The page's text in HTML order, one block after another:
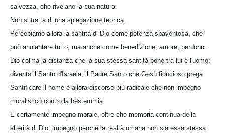
salvezza, che rivelano la sua natura.
Non si tratta di una spiegazione teorica.
Percepiamo allora la santità di Dio come potenza spaventosa, che
può annientare tutto, ma anche come benedizione, amore, perdono.
Dio colma la distanza che la sua stessa santità pone tra lui e l'uomo:
diventa il Santo d'Israele, il Padre Santo che Gesù fiducioso prega.
Santificare il nome è allora discorso più radicale che non impegno
moralistico contro la bestemmia.
E certamente impegno morale, oltre che memoria continua della
alterità di Dio; impegno perché la realtà umana non sia essa stessa